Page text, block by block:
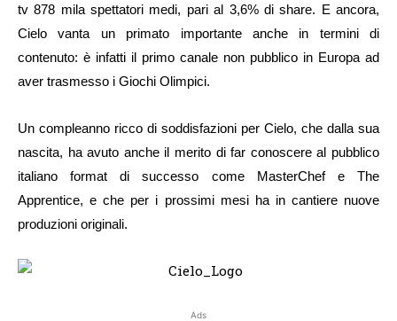
tv 878 mila spettatori medi, pari al 3,6% di share. E ancora,
Cielo vanta un primato importante anche in termini di
contenuto: è infatti il primo canale non pubblico in Europa ad
aver trasmesso i Giochi Olimpici.
Un compleanno ricco di soddisfazioni per Cielo, che dalla sua
nascita, ha avuto anche il merito di far conoscere al pubblico
italiano format di successo come MasterChef e The
Apprentice, e che per i prossimi mesi ha in cantiere nuove
produzioni originali.
Ads